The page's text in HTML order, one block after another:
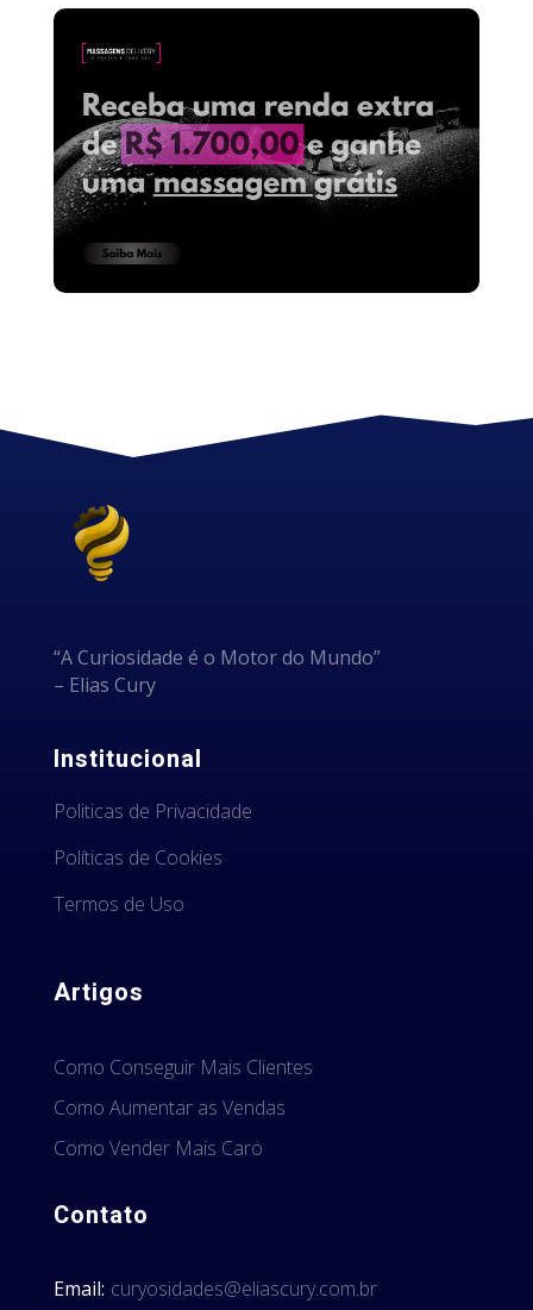
“A Curiosidade é o Motor do Mundo”
– Elias Cury
Institucional
Politicas de Privacidade
Políticas de Cookies
Termos de Uso
Artigos
Como Conseguir Mais Clientes
Como Aumentar as Vendas
Como Vender Mais Caro
Contato
Email: curyosidades@eliascury.com.br